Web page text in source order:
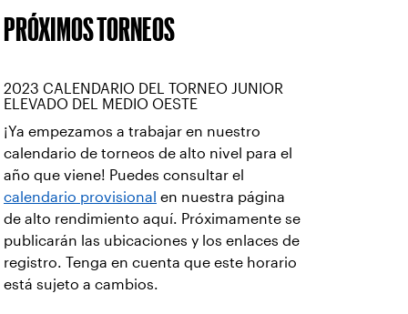
PRÓXIMOS TORNEOS
2023 CALENDARIO DEL TORNEO JUNIOR
ELEVADO DEL MEDIO OESTE
¡Ya empezamos a trabajar en nuestro
calendario de torneos de alto nivel para el
año que viene! Puedes consultar el
calendario provisional en nuestra página
de alto rendimiento aquí. Próximamente se
publicarán las ubicaciones y los enlaces de
registro. Tenga en cuenta que este horario
está sujeto a cambios.